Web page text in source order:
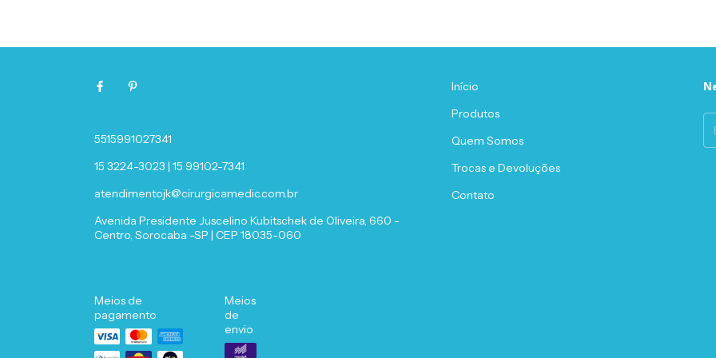
5515991027341
15 3224-3023 | 15 99102-7341
atendimentojk@cirurgicamedic.com.br
Avenida Presidente Juscelino Kubitschek de Oliveira, 660 -
Centro, Sorocaba -SP | CEP 18035-060
Início
Produtos
Quem Somos
Trocas e Devoluções
Contato
Meios de
pagamento
Meios
de
envio